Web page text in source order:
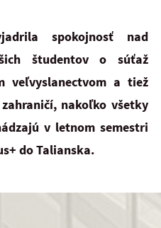
spokojnosť nad
študentov o súťaž
veľvyslanectvom a tiež
nakoľko všetky
v letnom semestri
do Talianska.